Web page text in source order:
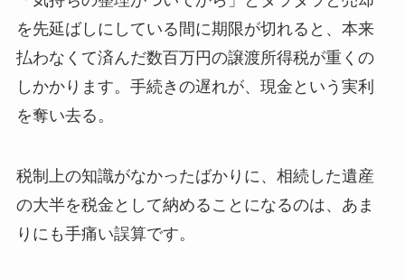
を先延ばしにしている間に期限が切れると、本来
払わなくて済んだ数百万円の譲渡所得税が重くの
しかかります。手続きの遅れが、現金という実利
を奪い去る。
税制上の知識がなかったばかりに、相続した遺産
の大半を税金として納めることになるのは、あま
りにも手痛い誤算です。